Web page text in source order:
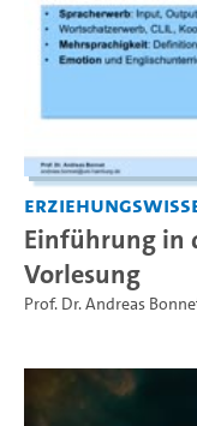
Einführung in
Vorlesung
Prof. Dr. Andreas